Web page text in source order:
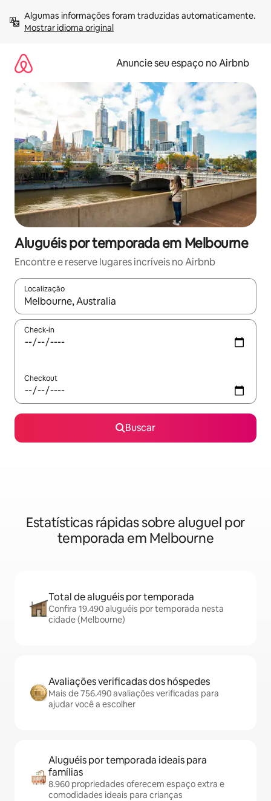
para
Mostrar idioma original
Anuncie seu espaço no Airbnb
Aluguéis por temporada em Melbourne
Encontre e reserve lugares incríveis no Airbnb
Localização
Quando os resultados estiverem disponíveis, explore-os
Check-in
Checkout
Buscar
Estatísticas rápidas sobre aluguel por
temporada em Melbourne
Total de aluguéis por temporada
Confira 19.490 aluguéis por temporada nesta
cidade (Melbourne)
Avaliações verificadas dos hóspedes
Mais de 756.490 avaliações verificadas para
ajudar você a escolher
Aluguéis por temporada ideais para
famílias
8.960 propriedades oferecem espaço extra e
comodidades ideais para crianças